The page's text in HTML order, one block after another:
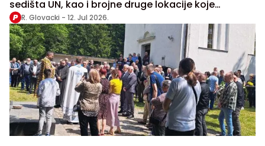
sedišta UN, kao i brojne druge lokacije koje
predstavljaju simbole globalne diplomatije
R. Glovacki - 12. Jul 2026.